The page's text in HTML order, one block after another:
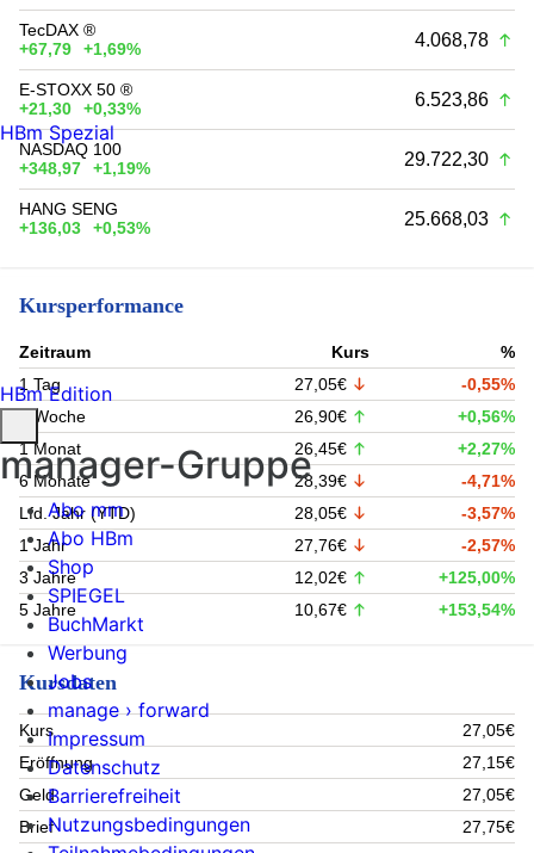
TecDAX ®
+67,79
+1,69% 4.068,78
E-STOXX 50 ®
+21,30
+0,33% 6.523,86
NASDAQ 100
+348,97
+1,19% 29.722,30
HANG SENG
+136,03
+0,53% 25.668,03
Kursperformance
Zeitraum Kurs
%
1 Tag
27,05€
-0,55%
1 Woche
26,90€
+0,56%
1 Monat
26,45€
+2,27%
6 Monate
28,39€
-4,71%
Lfd. Jahr (YTD)
28,05€
-3,57%
1 Jahr
27,76€
-2,57%
3 Jahre
12,02€
+125,00%
5 Jahre
10,67€ +153,54%
Kursdaten
Kurs
27,05€
Eröffnung
27,15€
Geld
27,05€
Brief
27,75€
HBm Spezial
HBm Edition
manager-Gruppe
Abo mm
Abo HBm
Shop
SPIEGEL
BuchMarkt
Werbung
Jobs
manage › forward
Impressum
Datenschutz
Barrierefreiheit
Nutzungsbedingungen